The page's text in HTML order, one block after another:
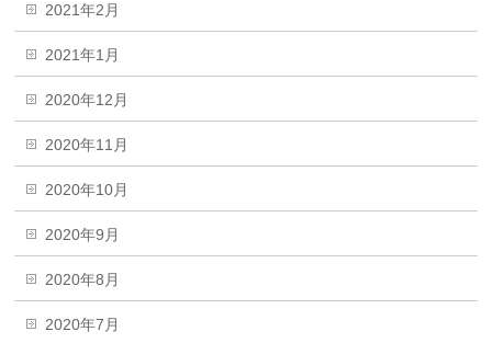
2021年2月
2021年1月
2020年12月
2020年11月
2020年10月
2020年9月
2020年8月
2020年7月